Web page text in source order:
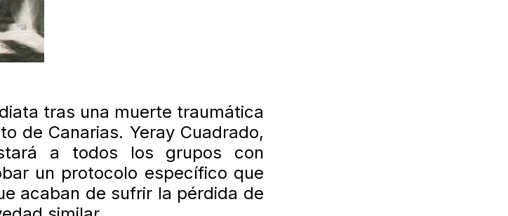
tras una muerte traumática
de Canarias. Yeray Cuadrado,
a todos los grupos con
un protocolo específico que
acaban de sufrir la pérdida de